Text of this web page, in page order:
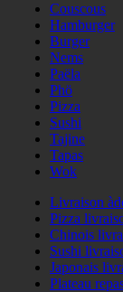
Couscous
Hamburger
Burger
Nems
Paëla
Phö
Pizza
Sushi
Tajine
Tapas
Wok
Livraison
Pizza
Chinois
Sushi
Japonais
Plateau